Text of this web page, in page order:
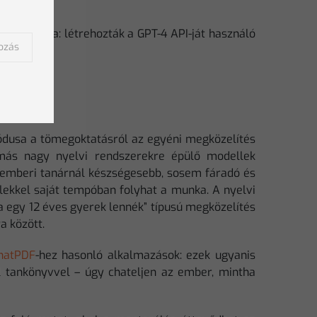
példája: létrehozták a GPT-4 API-ját használó
a tömegoktatásról az egyéni megközelítés
nagy nyelvi rendszerekre épülő modellek
tanárnál készségesebb, sosem fáradó és
saját tempóban folyhat a munka. A nyelvi
12 éves gyerek lennék” típusú megközelítés
között.
-hez hasonló alkalmazások: ezek ugyanis
– úgy chateljen az ember, mintha